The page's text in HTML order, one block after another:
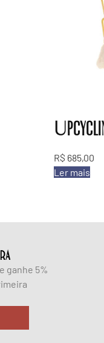
R$ 685,00
Ler mais
ganhe 5%